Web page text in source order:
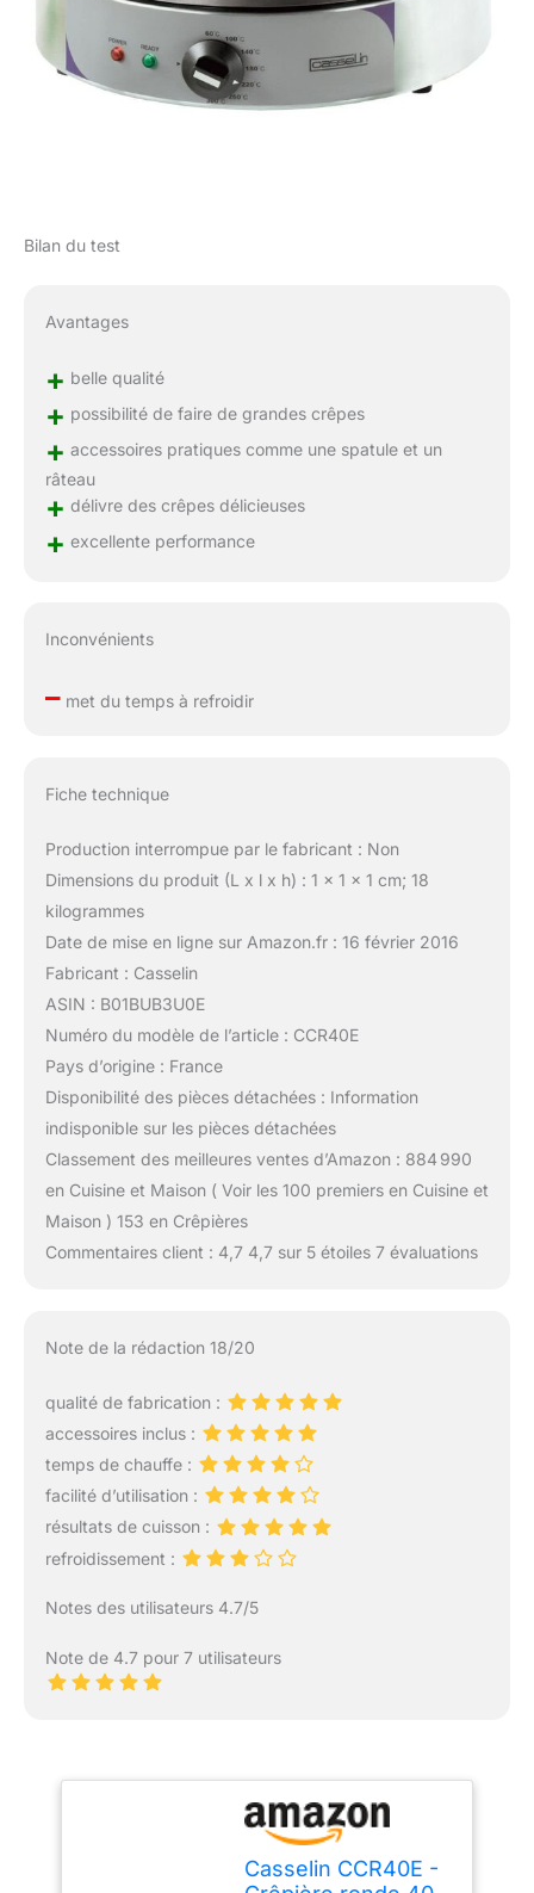
Bilan du test
Avantages
+ belle qualité
+ possibilité de faire de grandes crêpes
+ accessoires pratiques comme une spatule et un
râteau
+ délivre des crêpes délicieuses
+ excellente performance
Inconvénients
–met du temps à refroidir
Fiche technique
Production interrompue par le fabricant : Non
Dimensions du produit (L x l x h) : 1 x 1 x 1 cm; 18
kilogrammes
Date de mise en ligne sur Amazon.fr : 16 février 2016
Fabricant : Casselin
ASIN : B01BUB3U0E
Numéro du modèle de l’article : CCR40E
Pays d’origine : France
Disponibilité des pièces détachées : Information
indisponible sur les pièces détachées
Classement des meilleures ventes d’Amazon : 884 990
en Cuisine et Maison ( Voir les 100 premiers en Cuisine et
Maison ) 153 en Crêpières
Commentaires client : 4,7 4,7 sur 5 étoiles 7 évaluations
Note de la rédaction 18/20
qualité de fabrication :
accessoires inclus :
temps de chauffe :
facilité d’utilisation :
résultats de cuisson :
refroidissement :
Notes des utilisateurs 4.7/5
Note de 4.7 pour 7 utilisateurs
Casselin CCR40E -